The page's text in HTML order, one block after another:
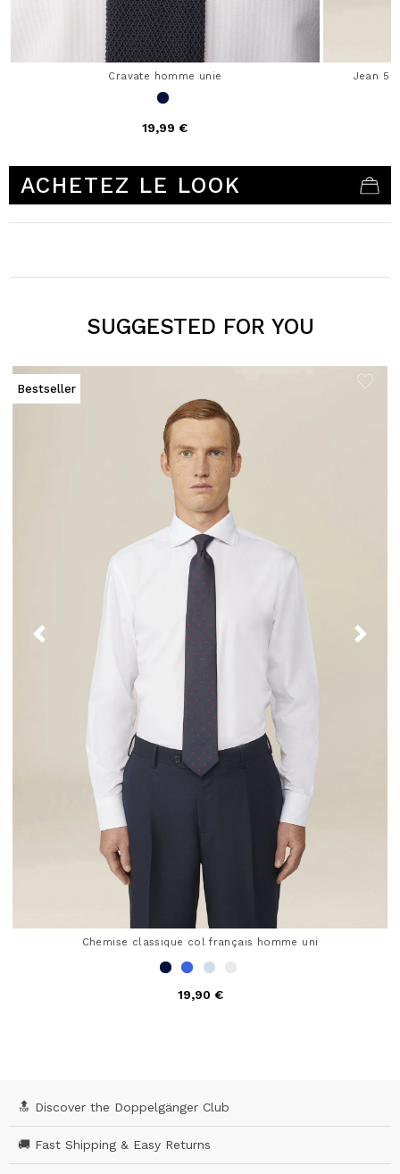
Cravate homme unie
19,99 €
Jean 5
ACHETEZ LE LOOK
SUGGESTED FOR YOU
Bestseller
Chemise classique col français homme uni
19,90 €
🔝 Discover the Doppelgänger Club
🚚 Fast Shipping & Easy Returns